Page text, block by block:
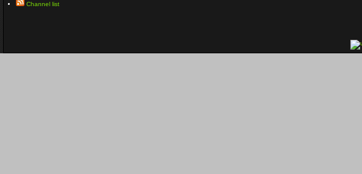
Channel list